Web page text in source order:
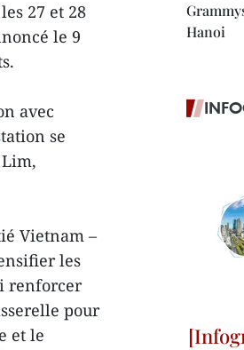
27 et 28
le 9
avec
se
Vietnam –
les
renforcer
pour
et le
Hanoi